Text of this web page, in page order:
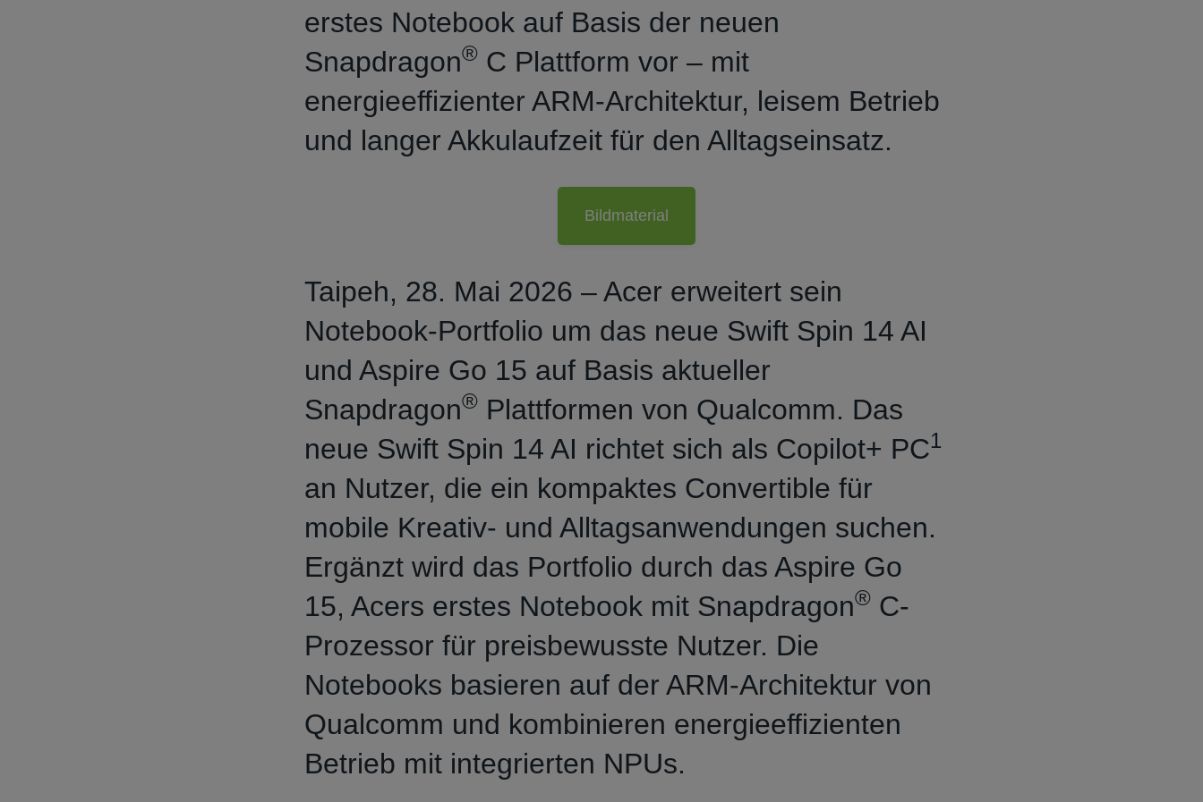
erstes Notebook auf Basis der neuen
Snapdragon® C Plattform vor – mit
energieeffizienter ARM‑Architektur, leisem Betrieb
und langer Akkulaufzeit für den Alltagseinsatz.
Bildmaterial
Taipeh, 28. Mai 2026 – Acer erweitert sein
Notebook-Portfolio um das neue Swift Spin 14 AI
und Aspire Go 15 auf Basis aktueller
Snapdragon® Plattformen von Qualcomm. Das
neue Swift Spin 14 AI richtet sich als Copilot+ PC1
an Nutzer, die ein kompaktes Convertible für
mobile Kreativ- und Alltagsanwendungen suchen.
Ergänzt wird das Portfolio durch das Aspire Go
15, Acers erstes Notebook mit Snapdragon® C-
Prozessor für preisbewusste Nutzer. Die
Notebooks basieren auf der ARM‑Architektur von
Qualcomm und kombinieren energieeffizienten
Betrieb mit integrierten NPUs.